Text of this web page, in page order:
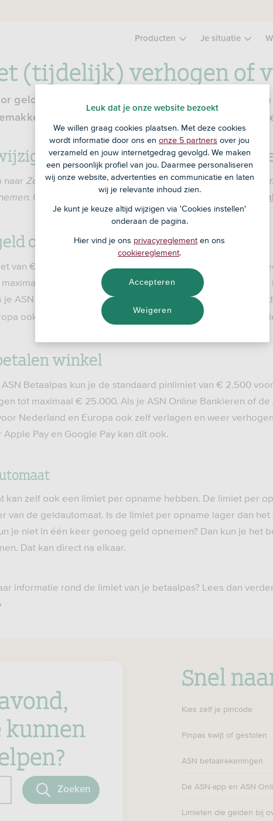
Producten Je situatie
(tijdelijk) verhogen of
geld opnemen bij een geldautomaat of betalen
zelf via de ASN-app of ASN Online
via de ASN-app of ASN
naar Zelf regelen>Betaalpassen. Kies vervolgens voor
. Of regel het eenvoudig na inloggen in ASN Online
opnemen geldautomaat
van € 1.000 voor geld opnemen bij een geldautomaat in
€ 5.000,- Je kunt dan in 1 keer meer geld
je ASN Online Bankieren of de ASN-app hebt, kun je de
ook zelf verlagen en weer verhogen tot de standaard
winkel
Betaalpas kun je de standaard pinlimiet van € 2.500
tot maximaal € 25.000. Als je ASN Online Bankieren of de
Nederland en Europa ook zelf verlagen en weer
Pay en Google Pay kan dit ook.
kan zelf ook een limiet per opname hebben. De limiet per
van de geldautomaat. Is de limiet per opname lager dan
je niet in één keer genoeg geld opnemen? Dan kun je het
Dat kan direct na elkaar.
informatie rond de limiet van je betaalpas? Lees dan
Zoeken
Snel
Kies zelf je pincode
Pinpas kwijt of gestolen
ASN betaalrekeningen
De ASN-app en ASN
Limieten die gelden bij
Leuk dat je onze website bezoekt
We willen graag cookies plaatsen. Met deze cookies
wordt informatie door ons en onze 5 partners over jou
verzameld en jouw internetgedrag gevolgd. We maken
een persoonlijk profiel van jou. Daarmee personaliseren
wij onze website, advertenties en communicatie en laten
wij je relevante inhoud zien.
Je kunt je keuze altijd wijzigen via 'Cookies instellen'
onderaan de pagina.
Hier vind je ons privacyreglement en ons
cookiereglement.
Weigeren
Accepteren